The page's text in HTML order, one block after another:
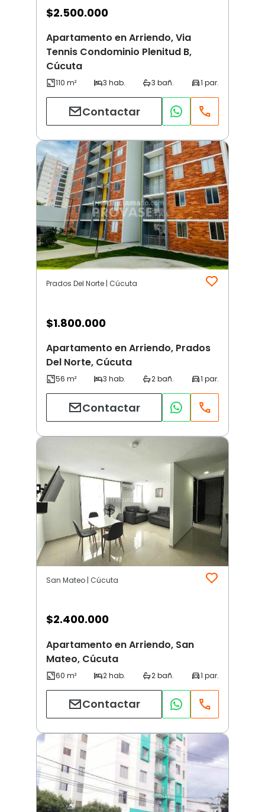
$2.500.000
Apartamento en Arriendo, Via
Tennis Condominio Plenitud B,
Cúcuta
Contactar
Prados Del Norte | Cúcuta
$1.800.000
Apartamento en Arriendo, Prados
Del Norte, Cúcuta
Contactar
San Mateo | Cúcuta
$2.400.000
Apartamento en Arriendo, San
Mateo, Cúcuta
Contactar